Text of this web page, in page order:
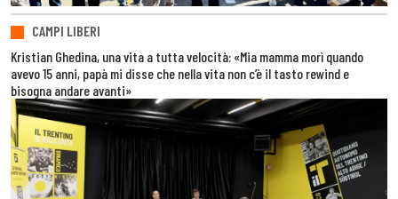
CAMPI LIBERI
Kristian Ghedina, una vita a tutta velocità: «Mia mamma morì quando
avevo 15 anni, papà mi disse che nella vita non c’è il tasto rewind e
bisogna andare avanti»